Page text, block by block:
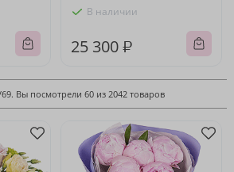
В наличии
25 300 ₽
Вы посмотрели 60 из 2042 товаров